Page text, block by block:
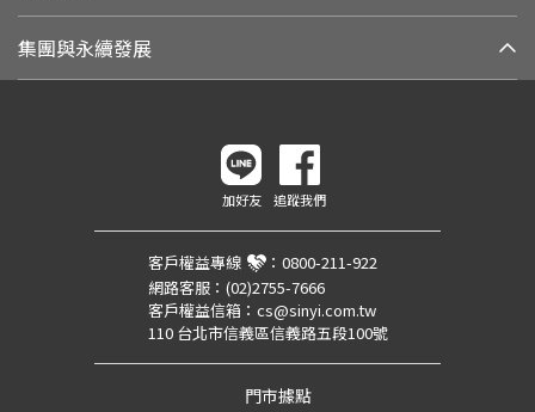
集團與永續發展
加好友 追蹤我們
客戶權益專線 ： 0800-211-922
網路客服： (02)2755-7666
客戶權益信箱： cs@sinyi.com.tw
110 台北市信義區信義路五段100號
門市據點